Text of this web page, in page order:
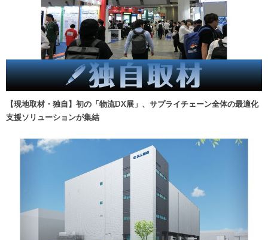
【現地取材・独自】初の「物流DX展」、サプライチェーン全体の最適化
支援ソリューションが集結